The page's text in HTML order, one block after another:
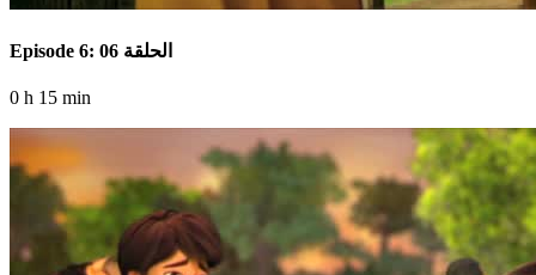
Episode 6: الحلقة 06
0 h 15 min